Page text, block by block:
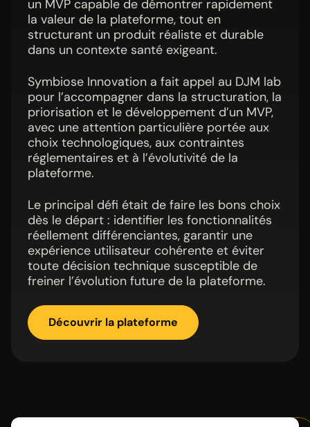
un MVP capable de démontrer rapidement
la valeur de la plateforme, tout en
structurant un produit réaliste et durable
dans un contexte santé exigeant.
Symbiose Innovation a fait appel au DJM lab
pour l’accompagner dans la structuration, la
priorisation et le développement d’un MVP,
avec une attention particulière portée aux
choix technologiques, aux contraintes
réglementaires et à l’évolutivité de la
plateforme.
Le principal défi était de faire les bons choix
dès le départ : identifier les fonctionnalités
réellement différenciantes, garantir une
expérience utilisateur cohérente et éviter
toute décision technique susceptible de
freiner l’évolution future de la plateforme.
Découvrir la plateforme